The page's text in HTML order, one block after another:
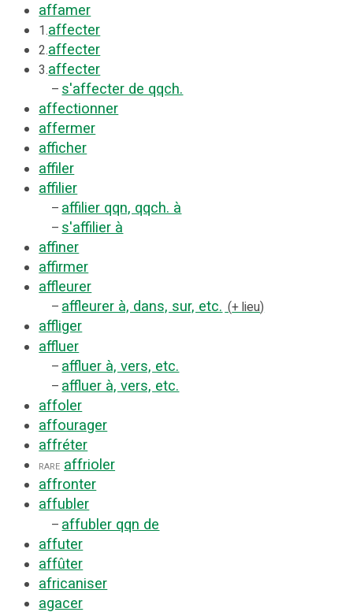
affamer
1.affecter
2.affecter
3.affecter
– s'affecter de qqch.
affectionner
affermer
afficher
affiler
affilier
– affilier qqn, qqch. à
– s'affilier à
affiner
affirmer
affleurer
– affleurer à, dans, sur, etc. + lieu
affliger
affluer
– affluer à, vers, etc.
– affluer à, vers, etc.
affoler
affourager
affréter
rare affrioler
affronter
affubler
– affubler qqn de
affuter
affûter
africaniser
agacer